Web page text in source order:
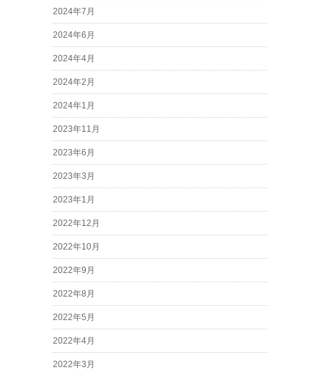
2024年7月
2024年6月
2024年4月
2024年2月
2024年1月
2023年11月
2023年6月
2023年3月
2023年1月
2022年12月
2022年10月
2022年9月
2022年8月
2022年5月
2022年4月
2022年3月